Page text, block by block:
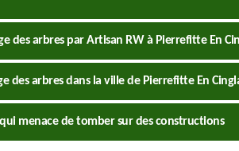
des arbres par Artisan RW à Pierrefitte En
des arbres dans la ville de Pierrefitte En
menace de tomber sur des constructions